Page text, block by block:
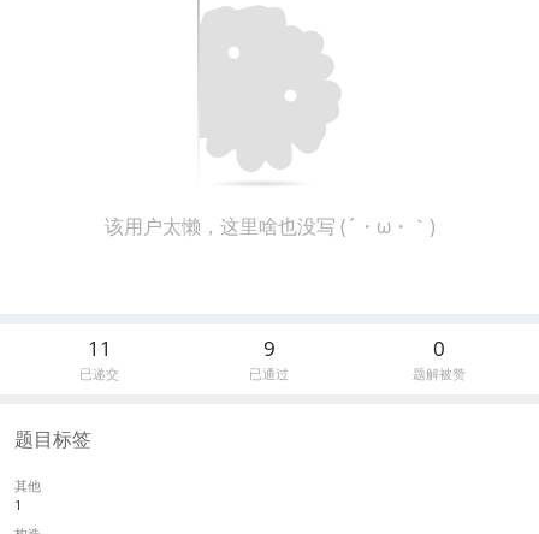
该用户太懒，这里啥也没写 (´・ω・｀)
11
已递交
9
已通过
0
题解被赞
题目标签
其他
1